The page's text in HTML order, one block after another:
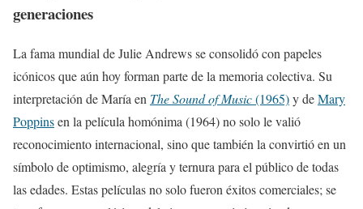
generaciones
La fama mundial de Julie Andrews se consolidó con papeles
icónicos que aún hoy forman parte de la memoria colectiva. Su
interpretación de María en The Sound of Music(1965)y deMary
Poppinsen la película homónima (1964) no solo le valió
reconocimiento internacional, sino que también la convirtió en un
símbolo de optimismo, alegría y ternura para el público de todas
las edades. Estas películas no solo fueron éxitos comerciales; se